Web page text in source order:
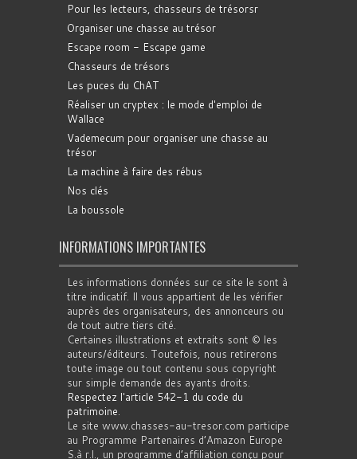
Pour les lecteurs, chasseurs de trésorsr
Organiser une chasse au trésor
Escape room - Escape game
Chasseurs de trésors
Les puces du ChAT
Réaliser un cryptex : le mode d'emploi de
Wallace
Vademecum pour organiser une chasse au
trésor
La machine à faire des rébus
Nos clés
La boussole
INFORMATIONS IMPORTANTES
Les informations données sur ce site le sont à
titre indicatif. Il vous appartient de les vérifier
auprès des organisateurs, des annonceurs ou
de tout autre tiers cité.
Certaines illustrations et extraits sont © les
auteurs/éditeurs. Toutefois, nous retirerons
toute image ou tout contenu sous copyright
sur simple demande des ayants droits.
Respectez l'article 542-1 du code du
patrimoine.
Le site www.chasses-au-tresor.com participe
au Programme Partenaires d’Amazon Europe
S.à r.l., un programme d’affiliation conçu pour